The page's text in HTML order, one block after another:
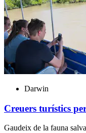
Darwin
Creuers turístics
Gaudeix de la fauna